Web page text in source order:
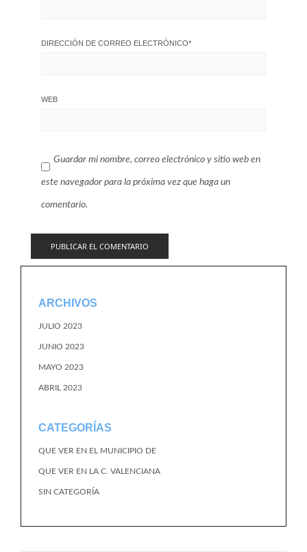
DIRECCIÓN DE CORREO ELECTRÓNICO*
WEB
Guardar mi nombre, correo electrónico y sitio web en
este navegador para la próxima vez que haga un
comentario.
ARCHIVOS
JULIO 2023
JUNIO 2023
MAYO 2023
ABRIL 2023
CATEGORÍAS
QUE VER EN EL MUNICIPIO DE
QUE VER EN LA C. VALENCIANA
SIN CATEGORÍA